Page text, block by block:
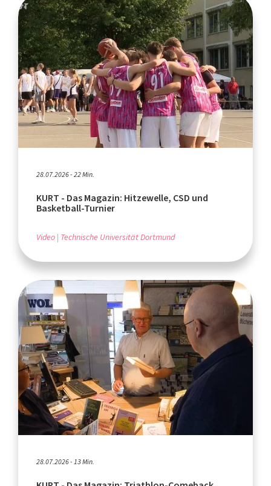
28.07.2026 - 22 Min.
KURT - Das Magazin: Hitzewelle, CSD und
Basketball-Turnier
Video Technische Universität Dortmund
28.07.2026 - 13 Min.